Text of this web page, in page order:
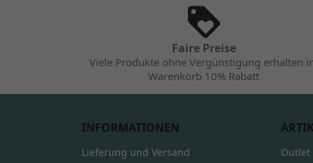
Faire Preise
Viele Produkte ohne Vergünstigung erhalten
Warenkorb 10% Rabatt
INFORMATIONEN
Lieferung und Versand
Outlet